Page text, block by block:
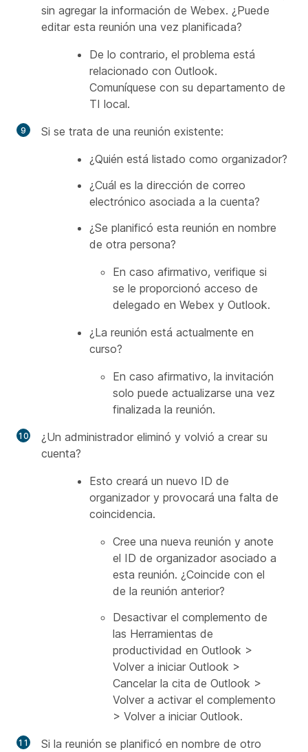
sin agregar la información de Webex. ¿Puede
editar esta reunión una vez planificada?
De lo contrario, el problema está
relacionado con Outlook.
Comuníquese con su departamento de
TI local.
Si se trata de una reunión existente:
¿Quién está listado como organizador?
¿Cuál es la dirección de correo
electrónico asociada a la cuenta?
¿Se planificó esta reunión en nombre
de otra persona?
En caso afirmativo, verifique si
se le proporcionó acceso de
delegado en Webex y Outlook.
¿La reunión está actualmente en
curso?
En caso afirmativo, la invitación
solo puede actualizarse una vez
finalizada la reunión.
¿Un administrador eliminó y volvió a crear su
cuenta?
Esto creará un nuevo ID de
organizador y provocará una falta de
coincidencia.
Cree una nueva reunión y anote
el ID de organizador asociado a
esta reunión. ¿Coincide con el
de la reunión anterior?
Desactivar el complemento de
las Herramientas de
productividad en Outlook >
Volver a iniciar Outlook >
Cancelar la cita de Outlook >
Volver a activar el complemento
> Volver a iniciar Outlook.
Si la reunión se planificó en nombre de otro